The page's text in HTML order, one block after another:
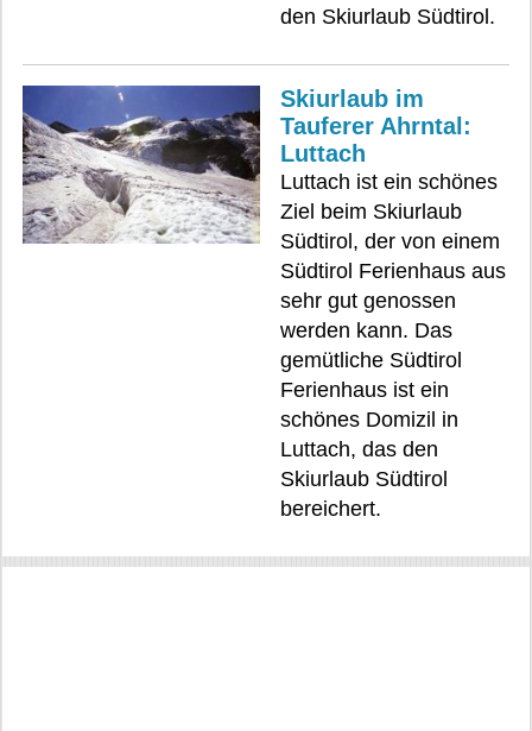
den Skiurlaub Südtirol.
Skiurlaub im
Tauferer Ahrntal:
Luttach
Luttach ist ein schönes
Ziel beim Skiurlaub
Südtirol, der von einem
Südtirol Ferienhaus aus
sehr gut genossen
werden kann. Das
gemütliche Südtirol
Ferienhaus ist ein
schönes Domizil in
Luttach, das den
Skiurlaub Südtirol
bereichert.